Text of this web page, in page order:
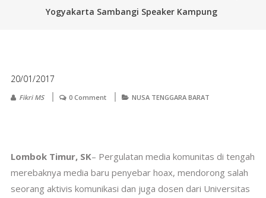
Yogyakarta Sambangi Speaker Kampung
20/01/2017
Fikri MS 0 Comment NUSA TENGGARA BARAT
Lombok Timur, SK– Pergulatan media komunitas di tengah
merebaknya media baru penyebar hoax, mendorong salah
seorang aktivis komunikasi dan juga dosen dari Universitas